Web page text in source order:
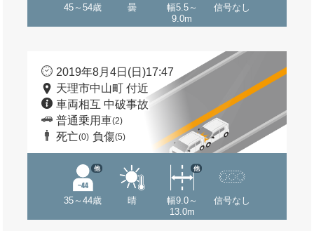
45～54歳 曇
幅5.5～
9.0m
信号なし
2019年8月4日(日)17:47
天理市中山町 付近
車両相互 中破事故
普通乗用車(2)
死亡(0) 負傷(5)
35～44歳
他
晴
幅9.0～
13.0m
他
信号なし